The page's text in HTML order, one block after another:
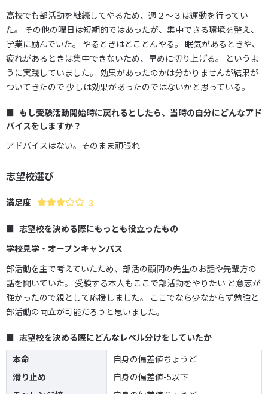
高校でも部活動を継続してやるため、週２～３は運動を行ってい
た。 その他の曜日は短期的ではあったが、集中できる環境を整え、
学業に励んでいた。 やるときはとことんやる。 眠気があるときや、
疲れがあるときは集中できないため、早めに切り上げる。 というよ
うに実践していました。 効果があったのかは分かりませんが結果が
ついてきたので 少しは効果があったのではないかと思っている。
もし受験活動開始時に戻れるとしたら、当時の自分にどんなアド
バイスをしますか？
アドバイスはない。そのまま頑張れ
志望校選び
満足度 3
志望校を決める際にもっとも役立ったもの
学校見学・オープンキャンパス
部活動を主で考えていたため、部活の顧問の先生のお話や先輩方の
話を聞いていた。 受験する本人もここで部活動をやりたい と意志が
強かったので親として応援しました。 ここでなら少なからず勉強と
部活動の両立が可能だろうと思いました。
志望校を決める際にどんなレベル分けをしていたか
本命
自身の偏差値ちょうど
滑り止め
自身の偏差値-5以下